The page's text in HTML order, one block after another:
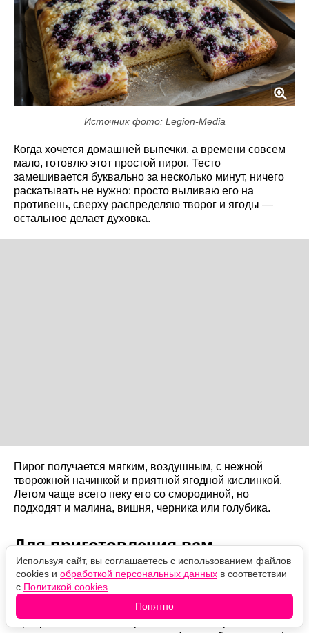
Источник фото: Legion-Media
Когда хочется домашней выпечки, а времени совсем
мало, готовлю этот простой пирог. Тесто
замешивается буквально за несколько минут, ничего
раскатывать не нужно: просто выливаю его на
противень, сверху распределяю творог и ягоды —
остальное делает духовка.
Пирог получается мягким, воздушным, с нежной
творожной начинкой и приятной ягодной кислинкой.
Летом чаще всего пеку его со смородиной, но
подходят и малина, вишня, черника или голубика.
Для приготовления вам
понадобится
Яйца — 4 шт., сахар — 250 г, кефир — 250 мл,
растительное масло — 100 мл, пшеничная мука — 350
г, разрыхлитель — 20 г, рассыпчатый творог — 300 г,
Используя сайт, вы соглашаетесь с использованием файлов
cookies и обработкой персональных данных в соответствии
с Политикой cookies
Понятно